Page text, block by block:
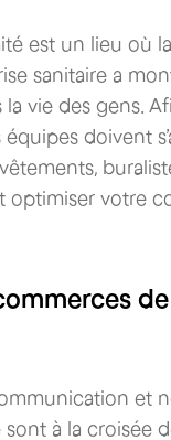
est un lieu où
sanitaire a
vie des gens.
équipes doivent
optimiser votre
et
à la croisée